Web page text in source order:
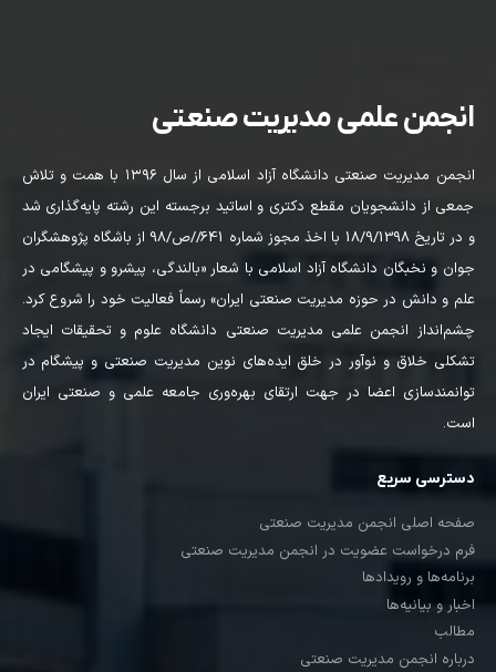
انجمن علمی مدیریت صنعتی
انجمن مدیریت صنعتی دانشگاه آزاد اسلامی از سال ۱۳۹۶ با همت و تلاش
جمعی از دانشجویان مقطع دکتری و اساتید برجسته این رشته پایه‌گذاری شد
و در تاریخ 18/9/1398 با اخذ مجوز شماره 641//ص/98 از باشگاه پژوهشگران
جوان و نخبگان دانشگاه آزاد اسلامی با شعار «بالندگی، پیشرو و پیشگامی در
علم و دانش در حوزه مدیریت صنعتی ایران» رسماً فعالیت خود را شروع کرد.
چشم‌انداز انجمن علمی مدیریت صنعتی دانشگاه علوم و تحقیقات ایجاد
تشکلی خلاق و نوآور در خلق ایده‌های نوین مدیریت صنعتی و پیشگام در
توانمندسازی اعضا در جهت ارتقای بهره‌وری جامعه علمی و صنعتی ایران
است.
دسترسی سریع
صفحه اصلی انجمن مدیریت صنعتی
فرم درخواست عضویت در انجمن مدیریت صنعتی
برنامه‌ها و رویدادها
اخبار و بیانیه‌ها
مطالب
درباره انجمن مدیریت صنعتی